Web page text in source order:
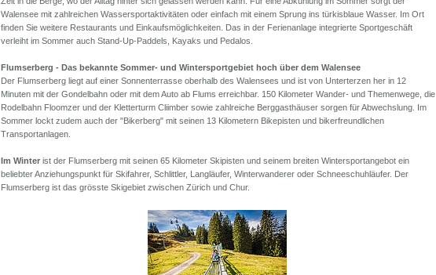
Walensee mit zahlreichen Wassersportaktivitäten oder einfach mit einem Sprung ins türkisblaue Wasser. Im Ort
finden Sie weitere Restaurants und Einkaufsmöglichkeiten. Das in der Ferienanlage integrierte Sportgeschäft
verleiht im Sommer auch Stand-Up-Paddels, Kayaks und Pedalos.
Flumserberg - Das bekannte Sommer- und Wintersportgebiet hoch über dem Walensee
Der Flumserberg liegt auf einer Sonnenterrasse oberhalb des Walensees und ist von Unterterzen her in 12
Minuten mit der Gondelbahn oder mit dem Auto ab Flums erreichbar. 150 Kilometer Wander- und Themenwege, die
Rodelbahn Floomzer und der Kletterturm Cliimber sowie zahlreiche Berggasthäuser sorgen für Abwechslung. Im
Sommer lockt zudem auch der "Bikerberg" mit seinen 13 Kilometern Bikepisten und bikerfreundlichen
Transportanlagen.
Im Winter ist der Flumserberg mit seinen 65 Kilometer Skipisten und seinem breiten Wintersportangebot ein
beliebter Anziehungspunkt für Skifahrer, Schlittler, Langläufer, Winterwanderer oder Schneeschuhläufer. Der
Flumserberg ist das grösste Skigebiet zwischen Zürich und Chur.